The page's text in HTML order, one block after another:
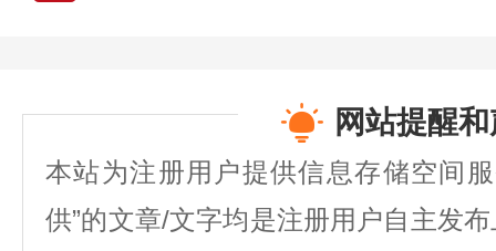
网站提醒
本站为注册用户提供信息存储空间
供”的文章/文字均是注册用户自主发